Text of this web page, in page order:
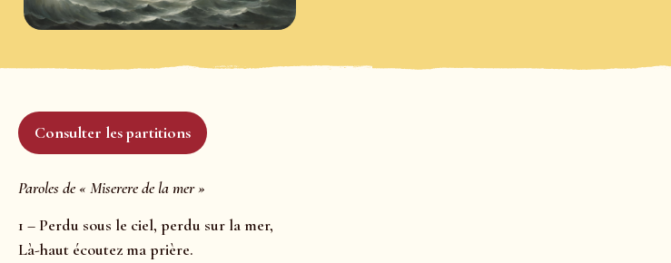
Consulter les partitions
Paroles de « Miserere de la mer »
1 – Perdu sous le ciel, perdu sur la mer,
Là-haut écoutez ma prière.